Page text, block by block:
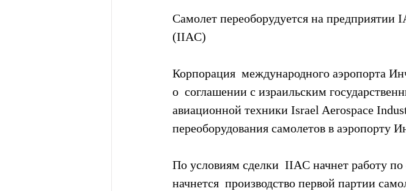
Самолет переоборудуется на предприятии
(IIAC)
Корпорация  международного аэропорта
о  соглашении с израильским
авиационной техники Israel Aerospace
переоборудования самолетов в аэропорту
По условиям сделки  IIAC начнет работу
начнется  производство первой партии